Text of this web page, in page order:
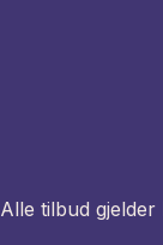
Alle tilbud